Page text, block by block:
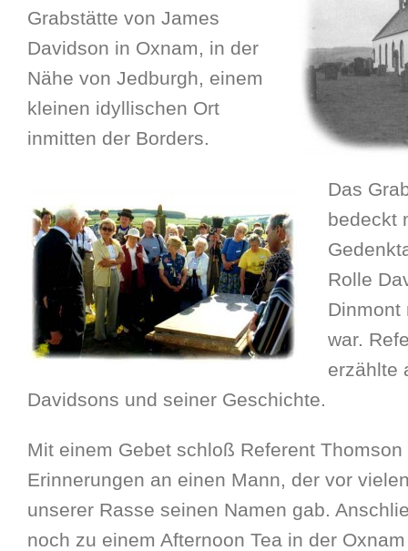
Grabstätte von James
Davidson in Oxnam, in der
Nähe von Jedburgh, einem
kleinen idyllischen Ort
inmitten der Borders.
Das
bedeckt
Rolle
Dinmont
war.
erzählte
Davidsons und seiner Geschichte.
Mit einem Gebet schloß Referent Thomson
Erinnerungen an einen Mann, der vor
unserer Rasse seinen Namen gab.
noch zu einem Afternoon Tea in der